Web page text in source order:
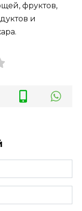
фруктов,
и